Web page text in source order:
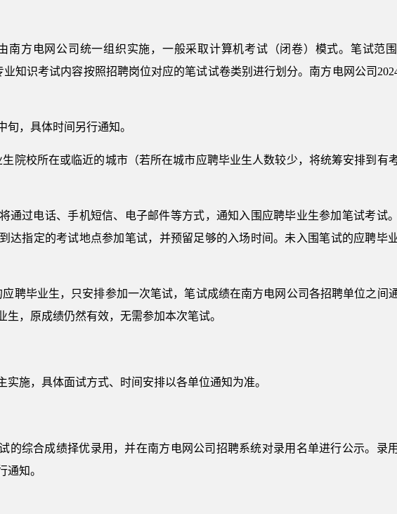
南方电网公司统一组织实施，一般采取计算机考试（闭卷）模式。笔试范
业知识考试内容按照招聘岗位对应的笔试试卷类别进行划分。南方电网公司
旬，具体时间另行通知。
生院校所在或临近的城市（若所在城市应聘毕业生人数较少，将统筹安排到有
通过电话、手机短信、电子邮件等方式，通知入围应聘毕业生参加笔试考试
达指定的考试地点参加笔试，并预留足够的入场时间。未入围笔试的应聘毕
应聘毕业生，只安排参加一次笔试，笔试成绩在南方电网公司各招聘单位之间
生，原成绩仍然有效，无需参加本次笔试。
施，具体面试方式、时间安排以各单位通知为准。
的综合成绩择优录用，并在南方电网公司招聘系统对录用名单进行公示。录
知。